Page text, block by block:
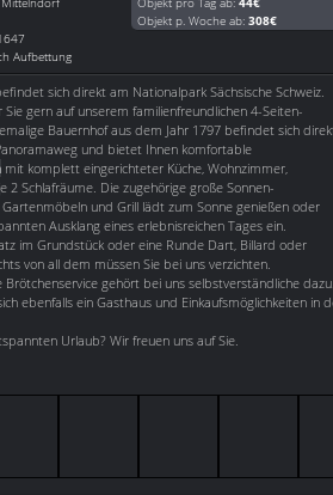
Aufbettung
Objekt p. Woche ab: 308€
sich direkt am Nationalpark Sächsische Schweiz.
gern auf unserem familienfreundlichen 4-Seiten-
Bauernhof aus dem Jahr 1797 befindet sich
und bietet Ihnen komfortable
mit komplett eingerichteter Küche, Wohnzimmer,
2 Schlafräume. Die zugehörige große Sonnen-
und Grill lädt zum Sonne genießen oder
Ausklang eines erlebnisreichen Tages ein.
im Grundstück oder eine Runde Dart, Billard oder
von all dem müssen Sie bei uns verzichten.
Brötchenservice gehört bei uns selbstverständliche dazu.
ebenfalls ein Gasthaus und Einkaufsmöglichkeiten in
Urlaub? Wir freuen uns auf Sie.